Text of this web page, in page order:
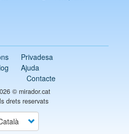
Privadesa
Ajuda
Contacte
© mirador.cat
drets reservats